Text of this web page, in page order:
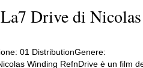
Drive di Nicolas
01 DistributionGenere:
Winding RefnDrive è un film